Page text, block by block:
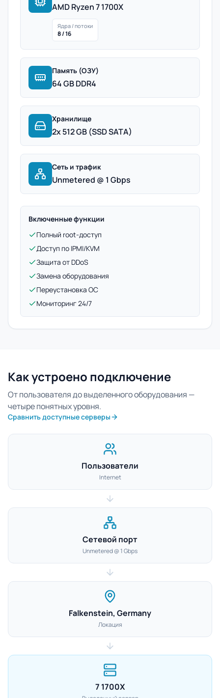
AMD Ryzen 7 1700X
Ядра / потоки
8 / 16
Память (ОЗУ)
64 GB DDR4
Хранилище
2x 512 GB (SSD SATA)
Сеть и трафик
Unmetered @ 1 Gbps
Включенные функции
Полный root-доступ
Доступ по IPMI/KVM
Защита от DDoS
Замена оборудования
Переустановка ОС
Мониторинг 24/7
Как устроено подключение
От пользователя до выделенного оборудования —
четыре понятных уровня.
Сравнить доступные серверы
Пользователи
Internet
Сетевой порт
Unmetered @ 1 Gbps
Falkenstein, Germany
Локация
7 1700X